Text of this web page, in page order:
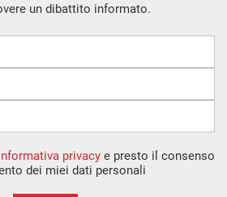
un dibattito informato.
privacy e presto il consenso
dei miei dati personali